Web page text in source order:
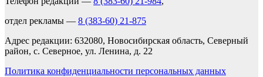
отдел рекламы — 8 (383-60) 21-875
Адрес редакции: 632080, Новосибирская область, Северный
район, с. Северное, ул. Ленина, д. 22
Политика конфиденциальности персональных данных